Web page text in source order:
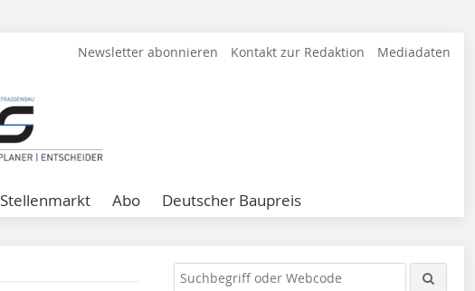
Newsletter abonnieren Kontakt zur Redaktion Mediadaten
Stellenmarkt Abo Deutscher Baupreis